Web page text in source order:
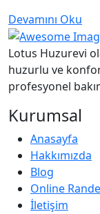
Devamını Oku
Lotus Huzurevi
huzurlu ve
profesyonel
Kurumsal
Anasayfa
Hakkımızda
Blog
Online
İletişim